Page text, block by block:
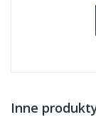
Inne